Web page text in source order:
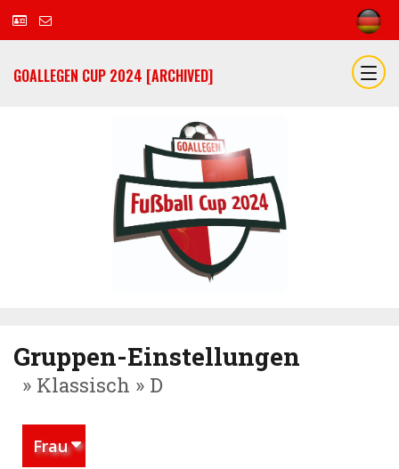
GOALLEGEN CUP 2024 [ARCHIVED]
Gruppen-Einstellungen
» Klassisch » D
Frau